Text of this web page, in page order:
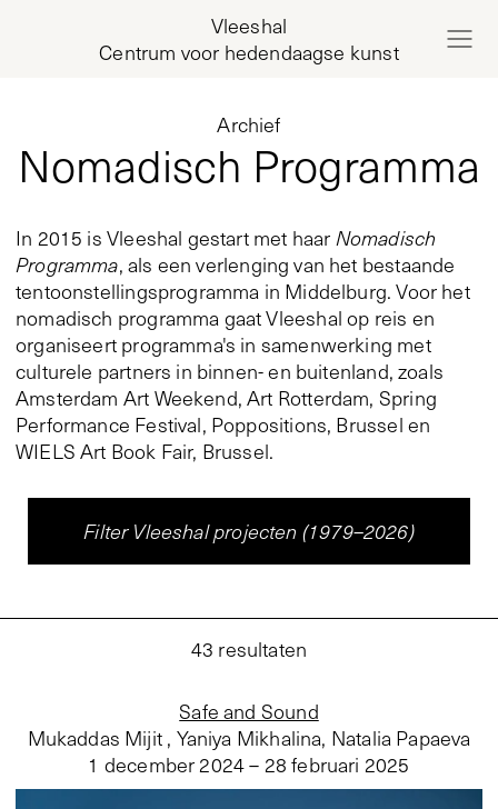
Vleeshal
Centrum voor hedendaagse kunst
Archief
Nomadisch Programma
In 2015 is Vleeshal gestart met haar Nomadisch
Programma, als een verlenging van het bestaande
tentoonstellingsprogramma in Middelburg. Voor het
nomadisch programma gaat Vleeshal op reis en
organiseert programma's in samenwerking met
culturele partners in binnen- en buitenland, zoals
Amsterdam Art Weekend, Art Rotterdam, Spring
Performance Festival, Poppositions, Brussel en
WIELS Art Book Fair, Brussel.
Filter Vleeshal projecten (1979–2026)
43 resultaten
Safe and Sound
Mukaddas Mijit , Yaniya Mikhalina, Natalia Papaeva
1 december 2024 – 28 februari 2025